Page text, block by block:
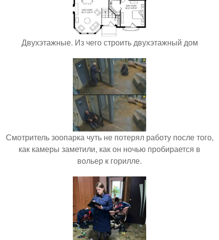
Двухэтажные. Из чего строить двухэтажный дом
Смотритель зоопарка чуть не потерял работу после того,
как камеры заметили, как он ночью пробирается в
вольер к горилле.